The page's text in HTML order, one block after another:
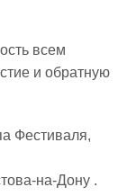
всем
и обратную
Фестиваля,
на-Дону .